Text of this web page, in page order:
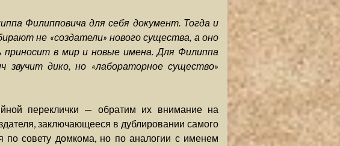
Филипповича для себя документ. Тогда и
не «создатели» нового существа, а оно
приносит в мир и новые имена. Для Филиппа
звучит дико, но «лабораторное существо»
переклички — обратим их внимание на
заключающееся в дублировании самого
по совету домкома, но по аналогии с именем